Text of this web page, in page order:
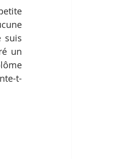
suis
un
t-